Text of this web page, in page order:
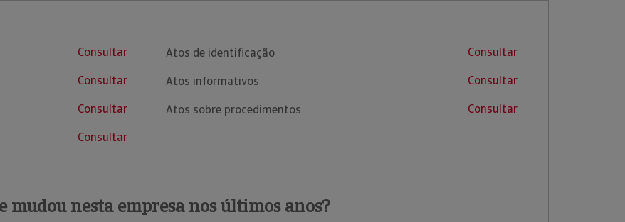
Consultar
Consultar
Consultar
Consultar
Atos de identificação
Consultar
Atos informativos
Consultar
Atos sobre procedimentos
Consultar
mudou nesta empresa nos últimos anos?